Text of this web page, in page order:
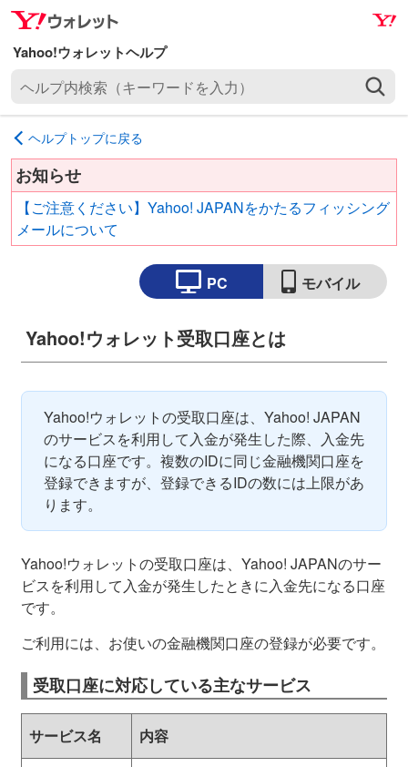
ナ
ビ
ゲ
ー
ョ
ン
へ
ス
ッ
メ
イ
ン
コ
テ
ン
ツ
へ
キ
プ
内
検
索
キ
入
ヘルプトップに戻る
お知らせ
【ご注意ください】Yahoo! JAPANをかたるフィッシング
メールについて
PC モバイル
Yahoo!ウォレット受取口座とは
Yahoo!ウォレットの受取口座は、Yahoo! JAPAN
のサービスを利用して入金が発生した際、入金先
になる口座です。複数のIDに同じ金融機関口座を
登録できますが、登録できるIDの数には上限があ
ります。
Yahoo!ウォレットの受取口座は、Yahoo! JAPANのサー
ビスを利用して入金が発生したときに入金先になる口座
です。
ご利用には、お使いの金融機関口座の登録が必要です。
受取口座に対応している主なサービス
サービス名 内容